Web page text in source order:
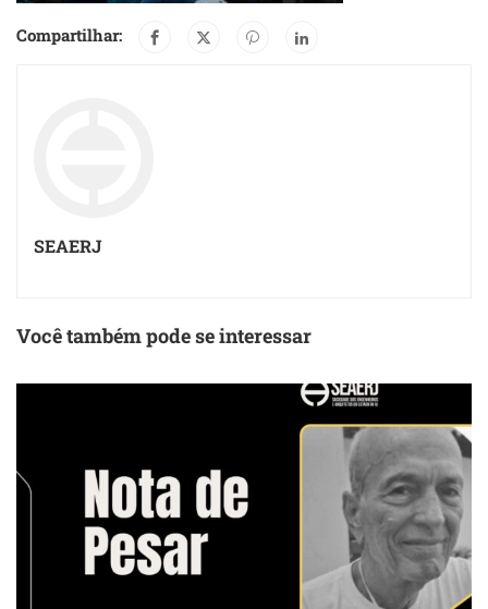
Compartilhar:
SEAERJ
Você também pode se interessar